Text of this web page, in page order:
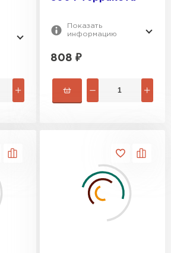
Показать
информацию
808 ₽